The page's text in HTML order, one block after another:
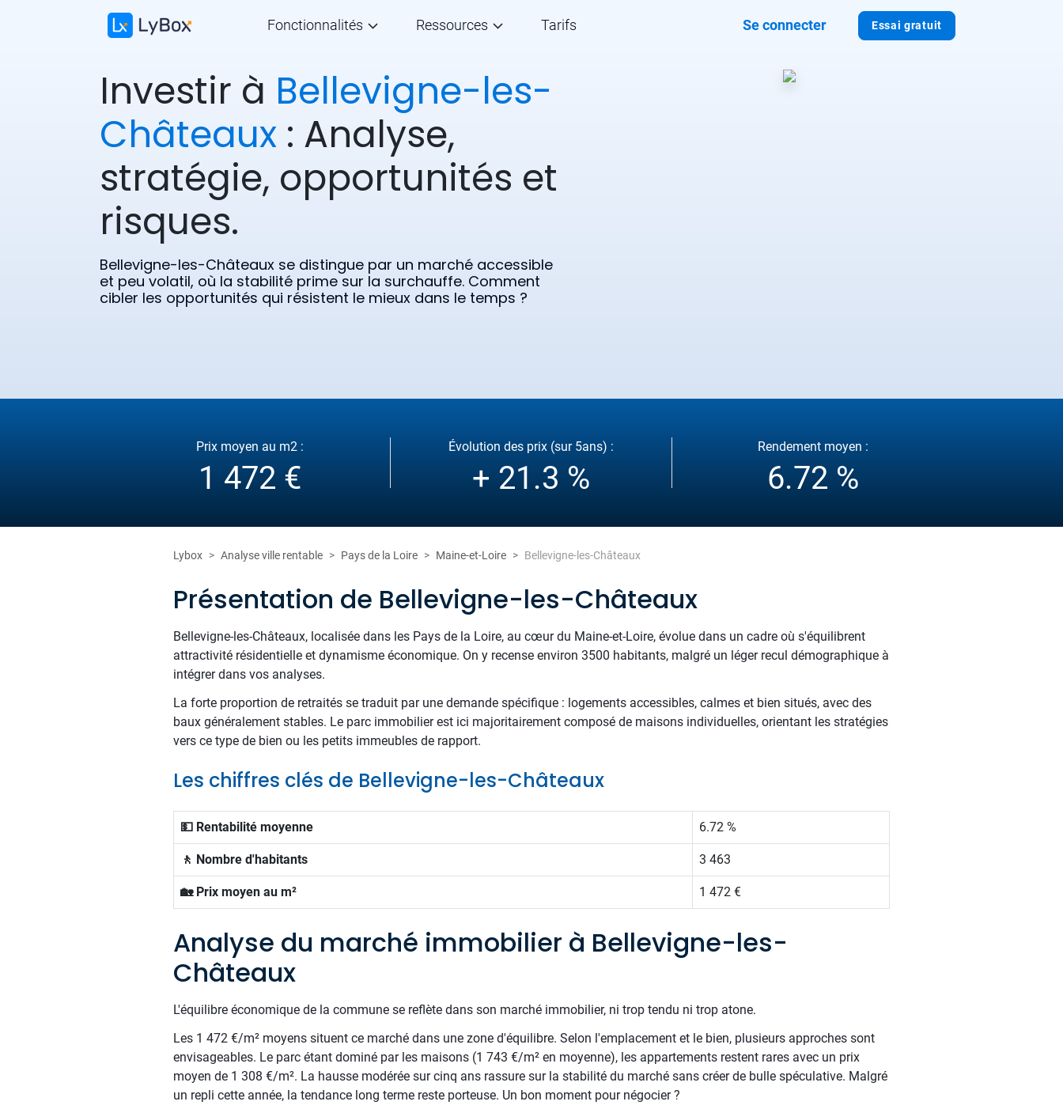
Essai gratuit
Fonctionnalités Ressources Tarifs Se connecter
Investir à Bellevigne-les-
Châteaux : Analyse,
stratégie, opportunités et
risques.
Bellevigne-les-Châteaux se distingue par un marché accessible
et peu volatil, où la stabilité prime sur la surchauffe. Comment
cibler les opportunités qui résistent le mieux dans le temps ?
Prix moyen au m2 :
1 472 €
Évolution des prix (sur 5ans) :
+ 21.3 %
Rendement moyen :
6.72 %
Lybox Analyse ville rentable Pays de la Loire Maine-et-Loire Bellevigne-les-Châteaux
Présentation de Bellevigne-les-Châteaux
Bellevigne-les-Châteaux, localisée dans les Pays de la Loire, au cœur du Maine-et-Loire, évolue dans un cadre où s'équilibrent
attractivité résidentielle et dynamisme économique. On y recense environ 3500 habitants, malgré un léger recul démographique à
intégrer dans vos analyses.
La forte proportion de retraités se traduit par une demande spécifique : logements accessibles, calmes et bien situés, avec des
baux généralement stables. Le parc immobilier est ici majoritairement composé de maisons individuelles, orientant les stratégies
vers ce type de bien ou les petits immeubles de rapport.
Les chiffres clés de Bellevigne-les-Châteaux
💵 Rentabilité moyenne 6.72 %
🚶 Nombre d'habitants 3 463
🏡 Prix moyen au m² 1 472 €
Analyse du marché immobilier à Bellevigne-les-
Châteaux
L'équilibre économique de la commune se reflète dans son marché immobilier, ni trop tendu ni trop atone.
Les 1 472 €/m² moyens situent ce marché dans une zone d'équilibre. Selon l'emplacement et le bien, plusieurs approches sont
envisageables. Le parc étant dominé par les maisons (1 743 €/m² en moyenne), les appartements restent rares avec un prix
moyen de 1 308 €/m². La hausse modérée sur cinq ans rassure sur la stabilité du marché sans créer de bulle spéculative. Malgré
un repli cette année, la tendance long terme reste porteuse. Un bon moment pour négocier ?